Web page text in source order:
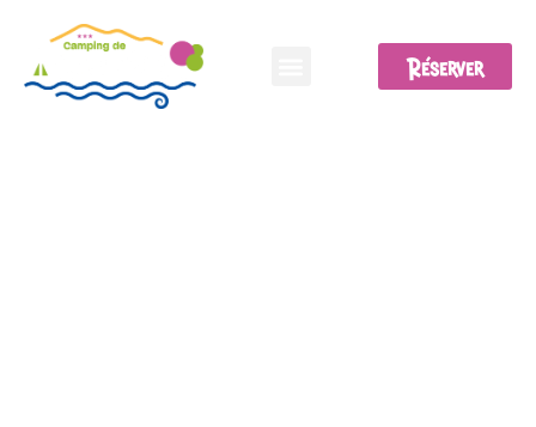
Réserver
Les Médiévales d’Usson le 13 et
14 juin 2026! 10ème édition